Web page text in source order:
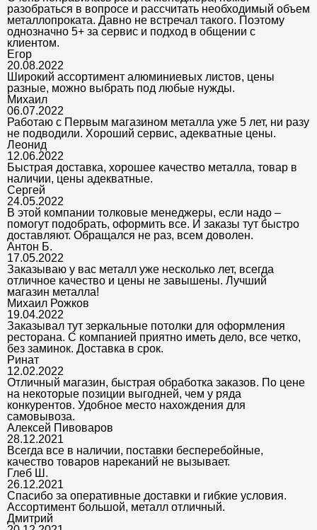
разобраться в вопросе и рассчитать необходимый объем
металлопроката. Давно не встречал такого. Поэтому
однозначно 5+ за сервис и подход в общении с
клиентом.
Егор
20.08.2022
Широкий ассортимент алюминиевых листов, цены
разные, можно выбрать под любые нужды.
Михаил
06.07.2022
Работаю с Первым магазином металла уже 5 лет, ни разу
не подводили. Хороший сервис, адекватные цены.
Леонид
12.06.2022
Быстрая доставка, хорошее качество металла, товар в
наличии, цены адекватные.
Сергей
24.05.2022
В этой компании толковые менеджеры, если надо –
помогут подобрать, оформить все. И заказы тут быстро
доставляют. Обращался не раз, всем доволен.
Антон Б.
17.05.2022
Заказываю у вас металл уже несколько лет, всегда
отличное качество и цены не завышены. Лучший
магазин металла!
Михаил Рожков
19.04.2022
Заказывал тут зеркальные потолки для оформления
ресторана. С компанией приятно иметь дело, все четко,
без заминок. Доставка в срок.
Ринат
12.02.2022
Отличный магазин, быстрая обработка заказов. По цене
на некоторые позиции выгодней, чем у ряда
конкурентов. Удобное место нахождения для
самовывоза.
Алексей Пивоваров
28.12.2021
Всегда все в наличии, поставки бесперебойные,
качество товаров нареканий не вызывает.
Глеб Ш.
26.12.2021
Спасибо за оперативные доставки и гибкие условия.
Ассортимент большой, металл отличный.
Дмитрий